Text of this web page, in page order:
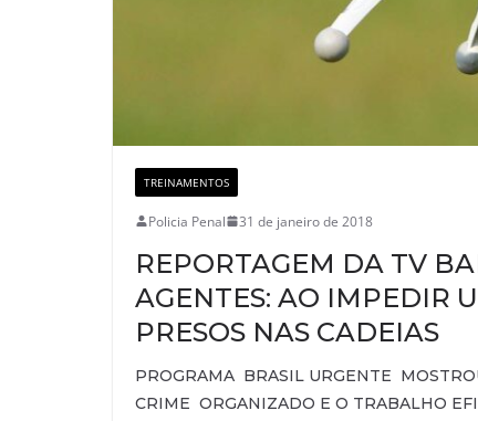
TREINAMENTOS
Policia Penal 31 de janeiro de 2018
REPORTAGEM DA TV
AGENTES: AO IMPEDIR
PRESOS NAS CADEIAS
PROGRAMA BRASIL URGENTE
CRIME ORGANIZADO E O TRABALHO